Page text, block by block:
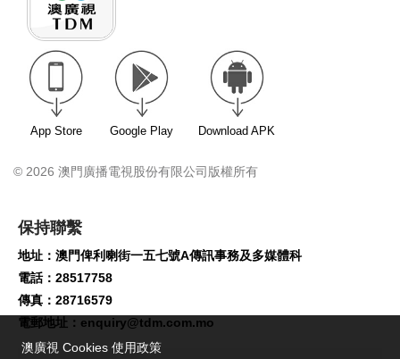
App Store Google Play Download APK
© 2026 澳門廣播電視股份有限公司版權所有
保持聯繫
地址：澳門俾利喇街一五七號A傳訊事務及多媒體科
電話：28517758
傳真：28716579
電郵地址： enquiry@tdm.com.mo
澳廣視 Cookies 使用政策